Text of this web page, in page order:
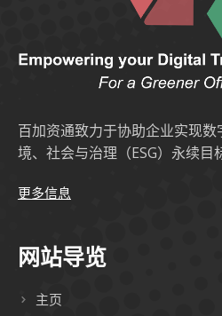
百加资通致力于协助企业实现
境、社会与治理（ESG）永续目
更多信息
网站导览
主页